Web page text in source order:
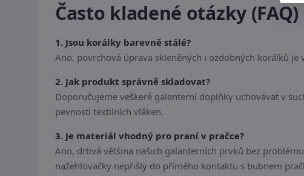
Často kladené otázky (FAQ)
1. Jsou korálky barevně stálé?
Ano, povrchová úprava skleněných i ozdobných korálků
2. Jak produkt správně skladovat?
Doporučujeme veškeré galanterní doplňky uchovávat v
pevnosti textilních vláken.
3. Je materiál vhodný pro praní v pračce?
Ano, drtivá většina našich galanterních prvků bez
nažehlovačky nepřišly do přímého kontaktu s bubnem